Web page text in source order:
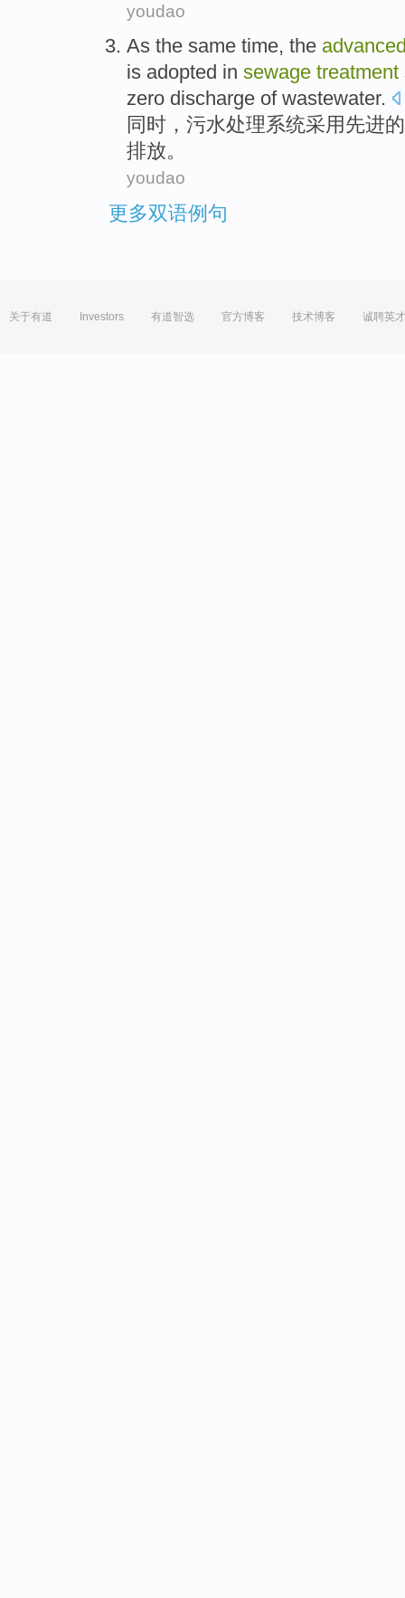
youdao
As the same time, the
is adopted in sewage treatment
zero discharge of wastewater.
同时 ， 污水处理系统采用 先进的
排放。
youdao
更多双语例句
关于有道 Investors 有道智选 官方博客 技术博客 诚聘英才